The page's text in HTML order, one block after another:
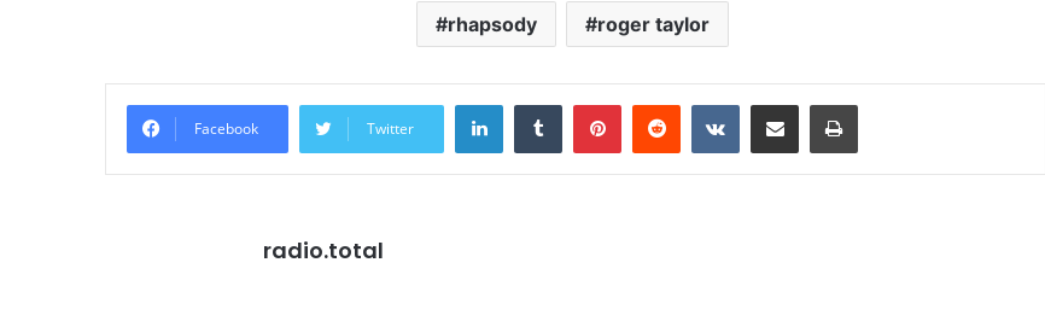
rhapsody roger taylor
Facebook Twitter
LinkedInTumblrPinterestRedditVKontakte
Distribuie prin mail Tipărește
radio.total